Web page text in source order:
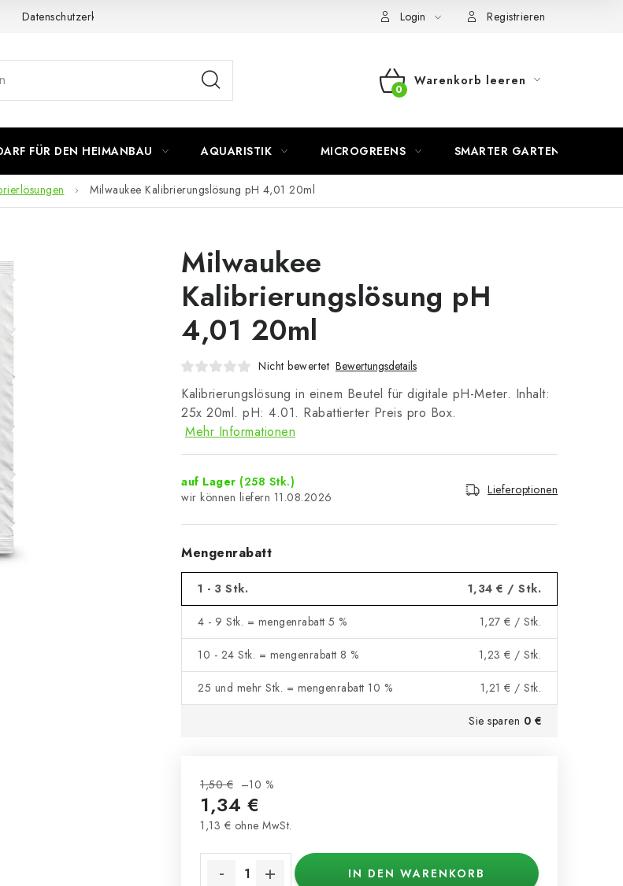
Datenschutzerklärung Login Registrieren
WARENKORB
Warenkorb leeren
FÜR DEN HEIMANBAU AQUARISTIK MICROGREENS SMARTER GARTEN
Milwaukee Kalibrierungslösung pH 4,01 20ml
Milwaukee
Kalibrierungslösung pH
4,01 20ml
Nicht bewertet Bewertungsdetails
Kalibrierungslösung in einem Beutel für digitale pH-Meter. Inhalt:
25x 20ml. pH: 4.01. Rabattierter Preis pro Box.
Mehr Informationen
auf Lager (258 Stk.)
11.08.2026
Lieferoptionen
Mengenrabatt
1 - 3 Stk. 1,34 € / Stk.
4 - 9 Stk. = mengenrabatt 5 % 1,27 € / Stk.
10 - 24 Stk. = mengenrabatt 8 % 1,23 € / Stk.
25 und mehr Stk. = mengenrabatt 10 % 1,21 € / Stk.
Sie sparen 0 €
1,50 € –10 %
1,34 €
1,13 € ohne MwSt.
IN DEN WARENKORB